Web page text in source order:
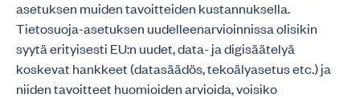
asetuksen muiden tavoitteiden kustannuksella.
Tietosuoja-asetuksen uudelleenarvioinnissa olisikin
syytä erityisesti EU:n uudet, data- ja digisäätelyä
koskevat hankkeet (datasäädös, tekoälyasetus etc.) ja
niiden tavoitteet huomioiden arvioida, voisiko